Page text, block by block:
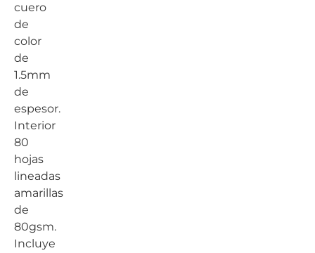
cuero
de
color
de
1.5mm
de
espesor.
Interior
80
hojas
lineadas
amarillas
de
80gsm.
Incluye